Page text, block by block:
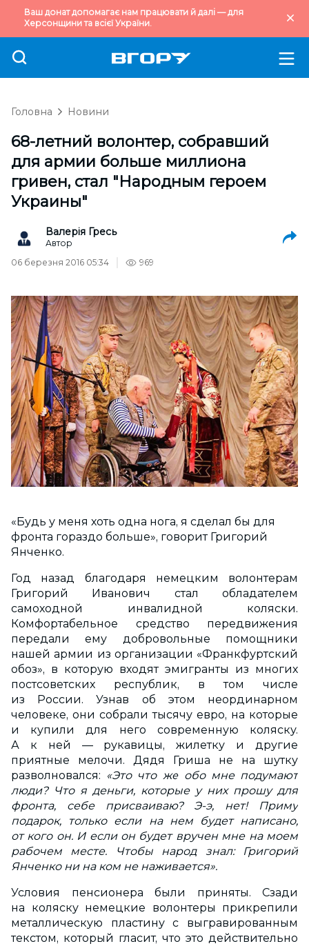
Ваш донат допомагає нам працювати й далі — для
Херсонщини та всієї України.
Головна Новини
68-летний волонтер, собравший
для армии больше миллиона
гривен, стал "Народным героем
Украины"
Валерія Гресь
Автор
06 березня 2016 05:34
969
«Будь у меня хоть одна нога, я сделал бы для
фронта гораздо больше», говорит Григорий
Янченко.
Год назад благодаря немецким волонтерам
Григорий Иванович стал обладателем
самоходной инвалидной коляски.
Комфортабельное средство передвижения
передали ему добровольные помощники
нашей армии из организации «Франкфуртский
обоз», в которую входят эмигранты из многих
постсоветских республик, в том числе
из России. Узнав об этом неординарном
человеке, они собрали тысячу евро, на которые
и купили для него современную коляску.
А к ней — рукавицы, жилетку и другие
приятные мелочи. Дядя Гриша не на шутку
разволновался: «Это что же обо мне подумают
люди? Что я деньги, которые у них прошу для
фронта, себе присваиваю? Э-э, нет! Приму
подарок, только если на нем будет написано,
от кого он. И если он будет вручен мне на моем
рабочем месте. Чтобы народ знал: Григорий
Янченко ни на ком не наживается».
Условия пенсионера были приняты. Сзади
на коляску немецкие волонтеры прикрепили
металлическую пластину с выгравированным
текстом, который гласит, что это действительно